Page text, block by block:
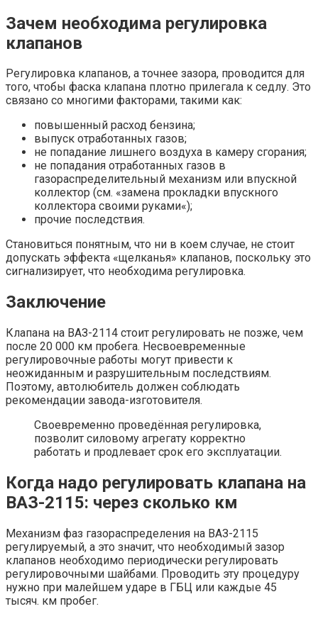
Зачем необходима регулировка
клапанов
Регулировка клапанов, а точнее зазора, проводится для
того, чтобы фаска клапана плотно прилегала к седлу. Это
связано со многими факторами, такими как:
повышенный расход бензина;
выпуск отработанных газов;
не попадание лишнего воздуха в камеру сгорания;
не попадания отработанных газов в
газораспределительный механизм или впускной
коллектор (см. «замена прокладки впускного
коллектора своими руками«);
прочие последствия.
Становиться понятным, что ни в коем случае, не стоит
допускать эффекта «щелканья» клапанов, поскольку это
сигнализирует, что необходима регулировка.
Заключение
Клапана на ВАЗ-2114 стоит регулировать не позже, чем
после 20 000 км пробега. Несвоевременные
регулировочные работы могут привести к
неожиданным и разрушительным последствиям.
Поэтому, автолюбитель должен соблюдать
рекомендации завода-изготовителя.
Своевременно проведённая регулировка,
позволит силовому агрегату корректно
работать и продлевает срок его эксплуатации.
Когда надо регулировать клапана на
ВАЗ-2115: через сколько км
Механизм фаз газораспределения на ВАЗ-2115
регулируемый, а это значит, что необходимый зазор
клапанов необходимо периодически регулировать
регулировочными шайбами. Проводить эту процедуру
нужно при малейшем ударе в ГБЦ или каждые 45
тысяч. км пробег.